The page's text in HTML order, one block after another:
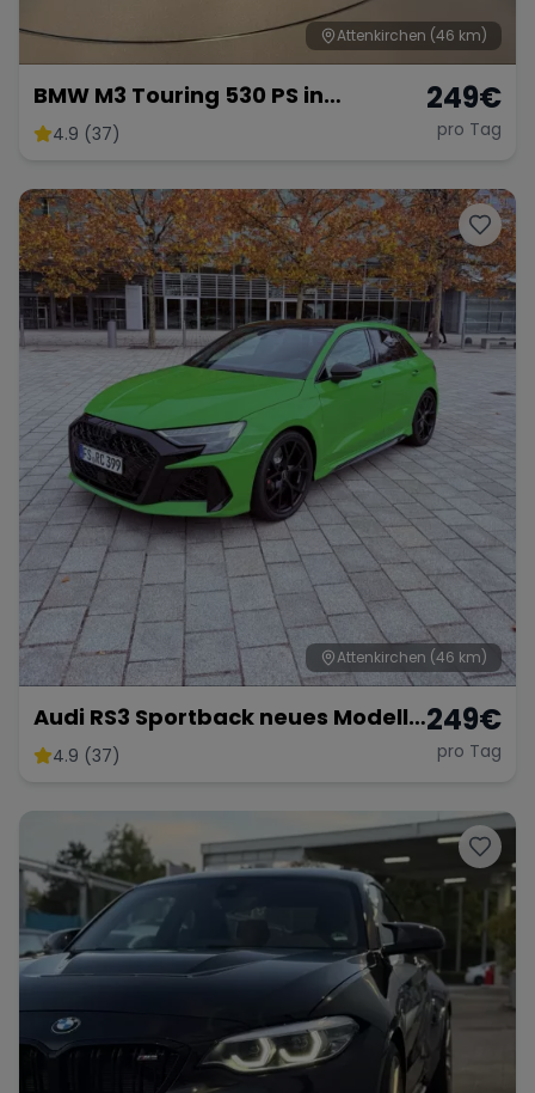
Attenkirchen (46 km)
BMW M3 Touring 530 PS in
Individuell Purple
4.9 (37)
249€
pro Tag
Attenkirchen (46 km)
Audi RS3 Sportback neues Modell
2025
4.9 (37)
249€
pro Tag